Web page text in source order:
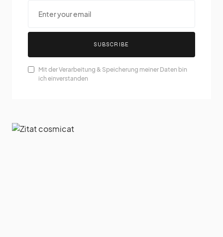
SUBSCRIBE
Mit der Verarbeitung & Speicherung meiner Daten bin
ich einverstanden